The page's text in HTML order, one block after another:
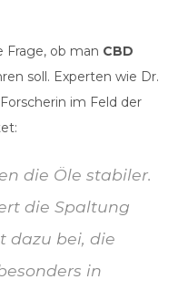
Frage, ob man CBD
soll. Experten wie Dr.
im Feld der
die Öle stabiler.
die Spaltung
dazu bei, die
in